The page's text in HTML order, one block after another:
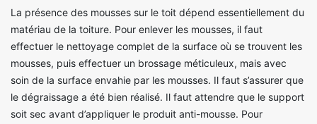
La présence des mousses sur le toit dépend essentiellement du
matériau de la toiture. Pour enlever les mousses, il faut
effectuer le nettoyage complet de la surface où se trouvent les
mousses, puis effectuer un brossage méticuleux, mais avec
soin de la surface envahie par les mousses. Il faut s’assurer que
le dégraissage a été bien réalisé. Il faut attendre que le support
soit sec avant d’appliquer le produit anti-mousse. Pour